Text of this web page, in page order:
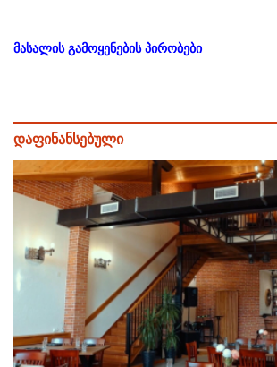
მასალის გამოყენების პირობები
დაფინანსებული